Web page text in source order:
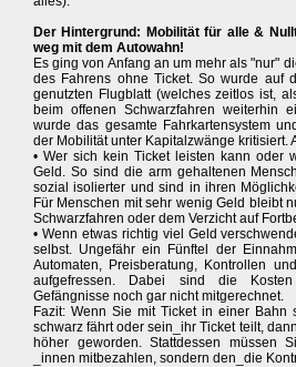
Der Hintergrund: Mobilität für alle &
weg mit dem Autowahn!
Es ging von Anfang an um mehr als "nur"
des Fahrens ohne Ticket. So wurde auf
genutzten Flugblatt (welches zeitlos ist,
beim offenen Schwarzfahren weiterhin
wurde das gesamte Fahrkartensystem
der Mobilität unter Kapitalzwänge kritisiert.
• Wer sich kein Ticket leisten kann oder
Geld. So sind die arm gehaltenen
sozial isolierter und sind in ihren
Für Menschen mit sehr wenig Geld bleibt
Schwarzfahren oder dem Verzicht auf
• Wenn etwas richtig viel Geld
selbst. Ungefähr ein Fünftel der
Automaten, Preisberatung, Kontrollen
aufgefressen. Dabei sind die
Gefängnisse noch gar nicht mitgerechnet.
Fazit: Wenn Sie mit Ticket in einer Bahn
schwarz fährt oder sein_ihr Ticket teilt,
höher geworden. Stattdessen müssen
_innen mitbezahlen, sondern den_die